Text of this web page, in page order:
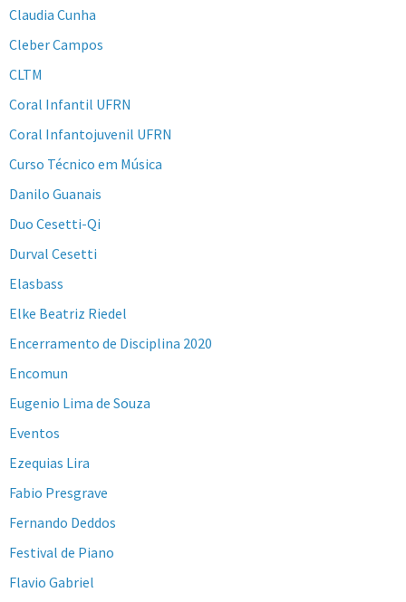
Claudia Cunha
Cleber Campos
CLTM
Coral Infantil UFRN
Coral Infantojuvenil UFRN
Curso Técnico em Música
Danilo Guanais
Duo Cesetti-Qi
Durval Cesetti
Elasbass
Elke Beatriz Riedel
Encerramento de Disciplina 2020
Encomun
Eugenio Lima de Souza
Eventos
Ezequias Lira
Fabio Presgrave
Fernando Deddos
Festival de Piano
Flavio Gabriel